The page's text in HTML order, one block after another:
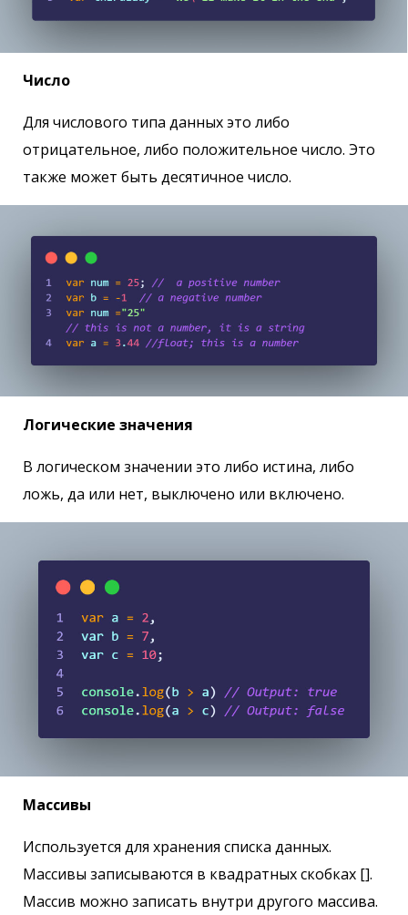
Число
Для числового типа данных это либо
отрицательное, либо положительное число. Это
также может быть десятичное число.
Логические значения
В логическом значении это либо истина, либо
ложь, да или нет, выключено или включено.
Массивы
Используется для хранения списка данных.
Массивы записываются в квадратных скобках [].
Массив можно записать внутри другого массива.